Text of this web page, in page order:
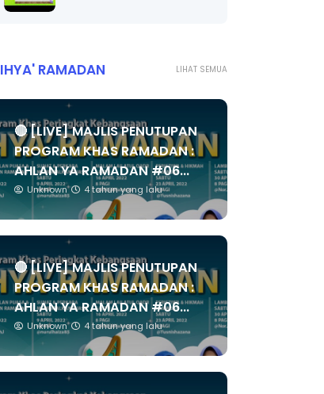
LIHAT SEMUA
IHYA' RAMADAN
🔴 [LIVE] MAJLIS PENUTUPAN
PROGRAM KHAS RAMADAN :
AHLAN YA RAMADAN #06...
Unknown 4 tahun yang lalu
🔴 [LIVE] MAJLIS PENUTUPAN
PROGRAM KHAS RAMADAN :
AHLAN YA RAMADAN #06...
Unknown 4 tahun yang lalu